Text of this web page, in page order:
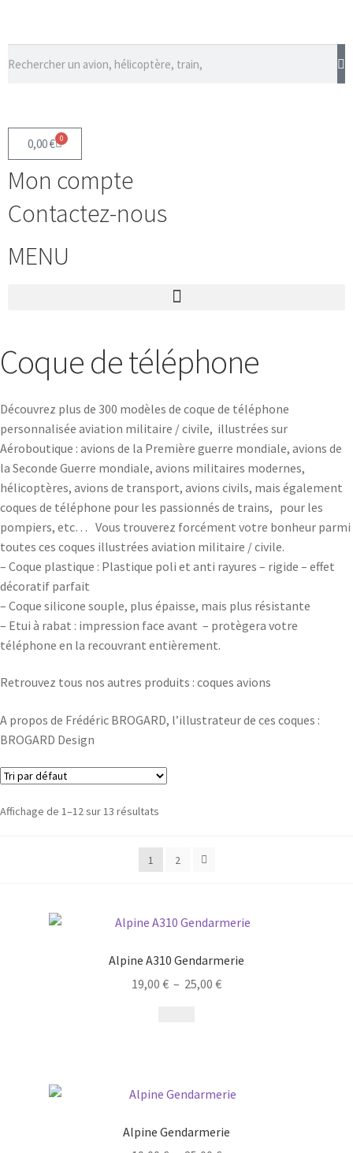
0,00€ 0
Mon compte
Contactez-nous
MENU
Coque de téléphone
Découvrez plus de 300 modèles de coque de téléphone
personnalisée aviation militaire / civile, illustrées sur
Aéroboutique : avions de la Première guerre mondiale, avions de
la Seconde Guerre mondiale, avions militaires modernes,
hélicoptères, avions de transport, avions civils, mais également
coques de téléphone pour les passionnés de trains, pour les
pompiers, etc… Vous trouverez forcément votre bonheur parmi
toutes ces coques illustrées aviation militaire / civile.
– Coque plastique : Plastique poli et anti rayures – rigide – effet
décoratif parfait
– Coque silicone souple, plus épaisse, mais plus résistante
– Etui à rabat : impression face avant – protègera votre
téléphone en la recouvrant entièrement.
Retrouvez tous nos autres produits : coques avions
A propos de Frédéric BROGARD, l’illustrateur de ces coques :
BROGARD Design
Affichage de 1–12 sur 13 résultats
1 2
Alpine A310 Gendarmerie
19,00 € – 25,00 €
Alpine Gendarmerie